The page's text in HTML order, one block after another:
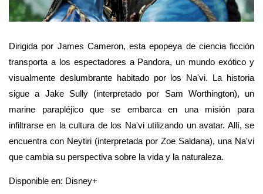
Dirigida por James Cameron, esta epopeya de ciencia ficción
transporta a los espectadores a Pandora, un mundo exótico y
visualmente deslumbrante habitado por los Na'vi. La historia
sigue a Jake Sully (interpretado por Sam Worthington), un
marine parapléjico que se embarca en una misión para
infiltrarse en la cultura de los Na'vi utilizando un avatar. Allí, se
encuentra con Neytiri (interpretada por Zoe Saldana), una Na'vi
que cambia su perspectiva sobre la vida y la naturaleza.
Disponible en: Disney+